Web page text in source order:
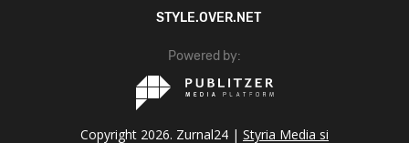
STYLE.OVER.NET
Powered by:
Copyright 2026. Zurnal24 | Styria Media si